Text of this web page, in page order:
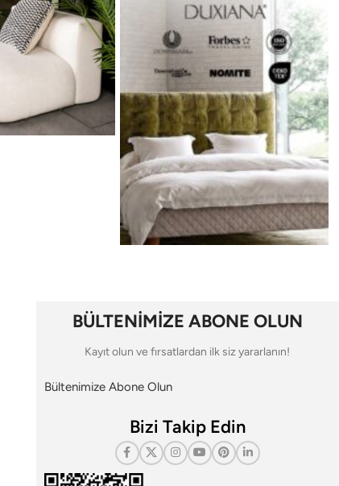
BÜLTENİMİZE ABONE OLUN
Kayıt olun ve fırsatlardan ilk siz yararlanın!
Bültenimize Abone Olun
Bizi Takip Edin